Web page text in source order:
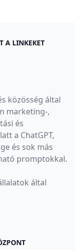
A LINKEKET
közösség által
marketing-,
és
a ChatGPT,
és sok más
promptokkal.
által